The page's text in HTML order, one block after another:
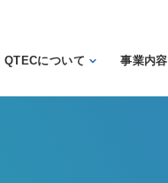
QTECについて 事業内容